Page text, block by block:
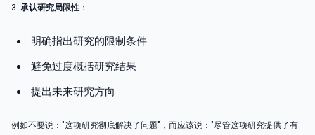
3. 承认研究局限性 ：
明确指出研究的限制条件
避免过度概括研究结果
提出未来研究方向
例如不要说："这项研究彻底解决了问题"，而应该说："尽管这项研究提供了有